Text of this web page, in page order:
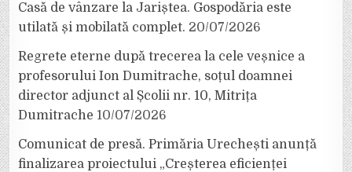
Casă de vânzare la Jariștea. Gospodăria este
utilată și mobilată complet. 20/07/2026
Regrete eterne după trecerea la cele veșnice a
profesorului Ion Dumitrache, soțul doamnei
director adjunct al Școlii nr. 10, Mitrița
Dumitrache 10/07/2026
Comunicat de presă. Primăria Urechești anunță
finalizarea proiectului „Creșterea eficienței